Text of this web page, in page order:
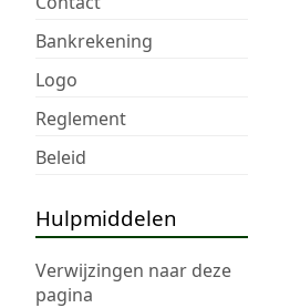
Bankrekening
Logo
Reglement
Beleid
Hulpmiddelen
Verwijzingen naar deze
pagina